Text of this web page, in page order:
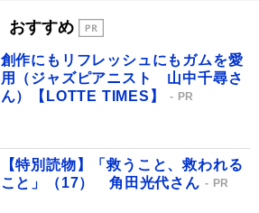
おすすめ
創作にもリフレッシュにもガムを愛
用（ジャズピアニスト 山中千尋さ
ん）【LOTTE TIMES】
PR
【特別読物】「救うこと、救われる
こと」（17） 角田光代さん
PR